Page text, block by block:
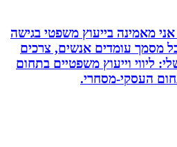
מאמינה בייעוץ משפטי בגישה
עומדים אנשים, צרכים
וייעוץ משפטיים בתחום
העסקי-מסחרי.